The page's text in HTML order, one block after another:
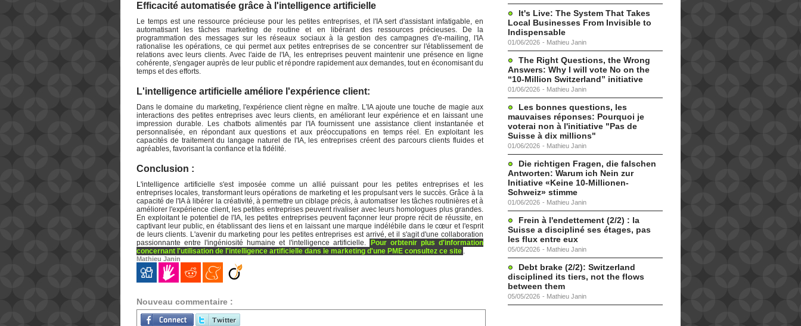
Efficacité automatisée grâce à l'intelligence artificielle
Le temps est une ressource précieuse pour les petites entreprises, et l'IA sert d'assistant infatigable, en
automatisant les tâches marketing de routine et en libérant des ressources précieuses. De la
programmation des messages sur les réseaux sociaux à la gestion des campagnes d'e-mailing, l'IA
rationalise les opérations, ce qui permet aux petites entreprises de se concentrer sur l'établissement de
relations avec leurs clients. Avec l'aide de l'IA, les entreprises peuvent maintenir une présence en ligne
cohérente, s'engager auprès de leur public et répondre rapidement aux demandes, tout en économisant du
temps et des efforts.
L'intelligence artificielle améliore l'expérience client:
Dans le domaine du marketing, l'expérience client règne en maître. L'IA ajoute une touche de magie aux
interactions des petites entreprises avec leurs clients, en améliorant leur expérience et en laissant une
impression durable. Les chatbots alimentés par l'IA fournissent une assistance client instantanée et
personnalisée, en répondant aux questions et aux préoccupations en temps réel. En exploitant les
capacités de traitement du langage naturel de l'IA, les entreprises créent des parcours clients fluides et
agréables, favorisant la confiance et la fidélité.
Conclusion :
L'intelligence artificielle s'est imposée comme un allié puissant pour les petites entreprises et les
entreprises locales, transformant leurs opérations de marketing et les propulsant vers le succès. Grâce à la
capacité de l'IA à libérer la créativité, à permettre un ciblage précis, à automatiser les tâches routinières et à
améliorer l'expérience client, les petites entreprises peuvent rivaliser avec leurs homologues plus grandes.
En exploitant le potentiel de l'IA, les petites entreprises peuvent façonner leur propre récit de réussite, en
captivant leur public, en établissant des liens et en laissant une marque indélébile dans le cœur et l'esprit
de leurs clients. L'avenir du marketing pour les petites entreprises est arrivé, et il s'agit d'une collaboration
passionnante entre l'ingéniosité humaine et l'intelligence artificielle.
Pour orbtenir plus d'information
concernant l'utilisation de l'intelligence artificielle dans le marketing d'une PME consultez ce site .
Mathieu Janin
Nouveau commentaire :
It's Live: The System That Takes
Local Businesses From Invisible to
Indispensable
01/06/2026 - Mathieu Janin
The Right Questions, the Wrong
Answers: Why I will vote No on the
“10-Million Switzerland” initiative
01/06/2026 - Mathieu Janin
Les bonnes questions, les
mauvaises réponses: Pourquoi je
voterai non à l'initiative "Pas de
Suisse à dix millions"
01/06/2026 - Mathieu Janin
Die richtigen Fragen, die falschen
Antworten: Warum ich Nein zur
Initiative «Keine 10-Millionen-
Schweiz» stimme
01/06/2026 - Mathieu Janin
Frein à l'endettement (2/2) : la
Suisse a discipliné ses étages, pas
les flux entre eux
05/05/2026 - Mathieu Janin
Debt brake (2/2): Switzerland
disciplined its tiers, not the flows
between them
05/05/2026 - Mathieu Janin